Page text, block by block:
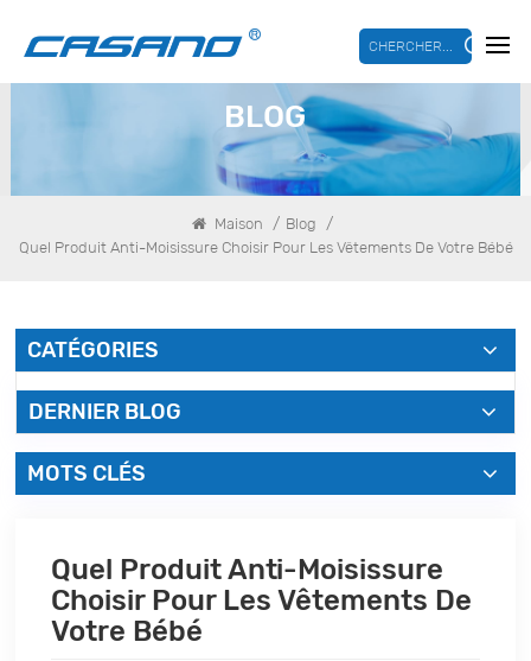
CHERCHER...
BLOG
Maison / Blog /
Quel Produit Anti-Moisissure Choisir Pour Les Vêtements De Votre Bébé
CATÉGORIES
DERNIER BLOG
MOTS CLÉS
Quel Produit Anti-Moisissure
Choisir Pour Les Vêtements De
Votre Bébé